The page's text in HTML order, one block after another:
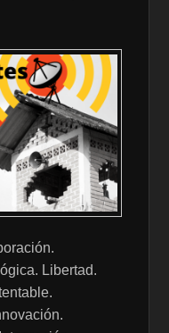
Libertad.